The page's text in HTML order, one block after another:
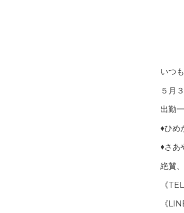
いつ
５月
出
♦️ひ
♦️
絶賛
《
《